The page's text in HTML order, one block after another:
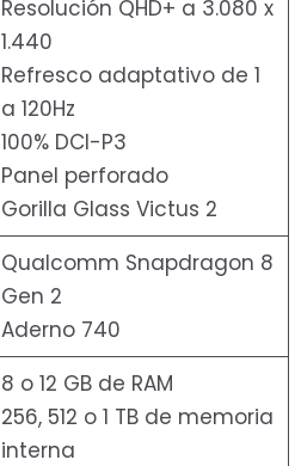
Resolución QHD+ a 3.080 x
1.440
Refresco adaptativo de 1
a 120Hz
100% DCI-P3
Panel perforado
Gorilla Glass Victus 2
Qualcomm Snapdragon 8
Gen 2
Aderno 740
8 o 12 GB de RAM
256, 512 o 1 TB de memoria
interna